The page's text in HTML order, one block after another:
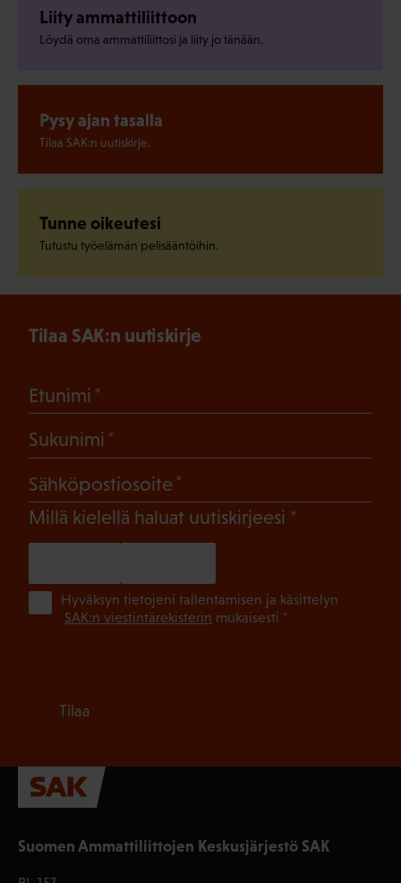
Liity ammattiliittoon
Löydä oma ammattiliittosi ja liity jo tänään.
Pysy ajan tasalla
Tilaa SAK:n uutiskirje.
Tunne oikeutesi
Tutustu työelämän pelisääntöihin.
Suomen Ammattiliittojen Keskusjärjestö SAK
Tilaa SAK:n uutiskirje
Etunimi
Sukunimi
Sähköpostiosoite
Millä kielellä haluat uutiskirjeesi (Pakollinen)
Hyväksyn tietojeni tallentamisen ja käsittelyn
SAK:n viestintärekisterin mukaisesti *
Tilaa